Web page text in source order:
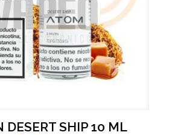
DESERT SHIP 10 ML